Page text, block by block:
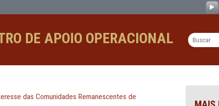
das Comunidades
CENTRO DE APOIO